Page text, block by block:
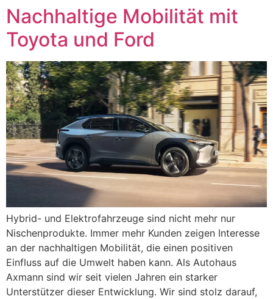
Nachhaltige Mobilität mit
Toyota und Ford
Hybrid- und Elektrofahrzeuge sind nicht mehr nur
Nischenprodukte. Immer mehr Kunden zeigen Interesse
an der nachhaltigen Mobilität, die einen positiven
Einfluss auf die Umwelt haben kann. Als Autohaus
Axmann sind wir seit vielen Jahren ein starker
Unterstützer dieser Entwicklung. Wir sind stolz darauf,